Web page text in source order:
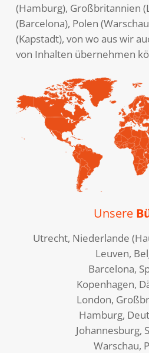
(Hamburg), Großbritannien
(Barcelona), Polen
(Kapstadt), von wo aus wir
von Inhalten übernehmen
Unsere
Utrecht, Niederlande
Leuven,
Barcelona,
Kopenhagen,
London,
Hamburg,
Johannesburg,
Warschau,